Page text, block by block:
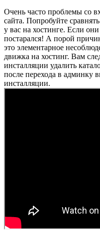
Очень часто проблемы со
сайта. Попробуйте
у вас на хостинге. Если
постарался! А порой
это элементарное
движка на хостинг. Вам
инсталляции удалить
после перехода в админку
инсталляции.